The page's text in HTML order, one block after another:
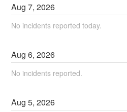
Aug7,2026
No incidents reported today.
Aug6,2026
No incidents reported.
Aug5,2026